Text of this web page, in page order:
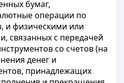
бумаг,
операции по
и физическими или
связанных с передачей
со счетов (на
денег и
принадлежащих